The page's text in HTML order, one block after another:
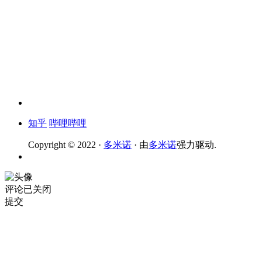
知乎 哔哩哔哩
Copyright © 2022 · 多米诺 · 由多米诺强力驱动.
评论已关闭
提交